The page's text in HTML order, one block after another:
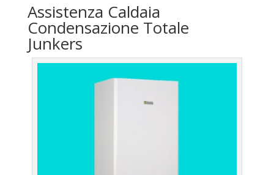
Assistenza Caldaia
Condensazione Totale
Junkers